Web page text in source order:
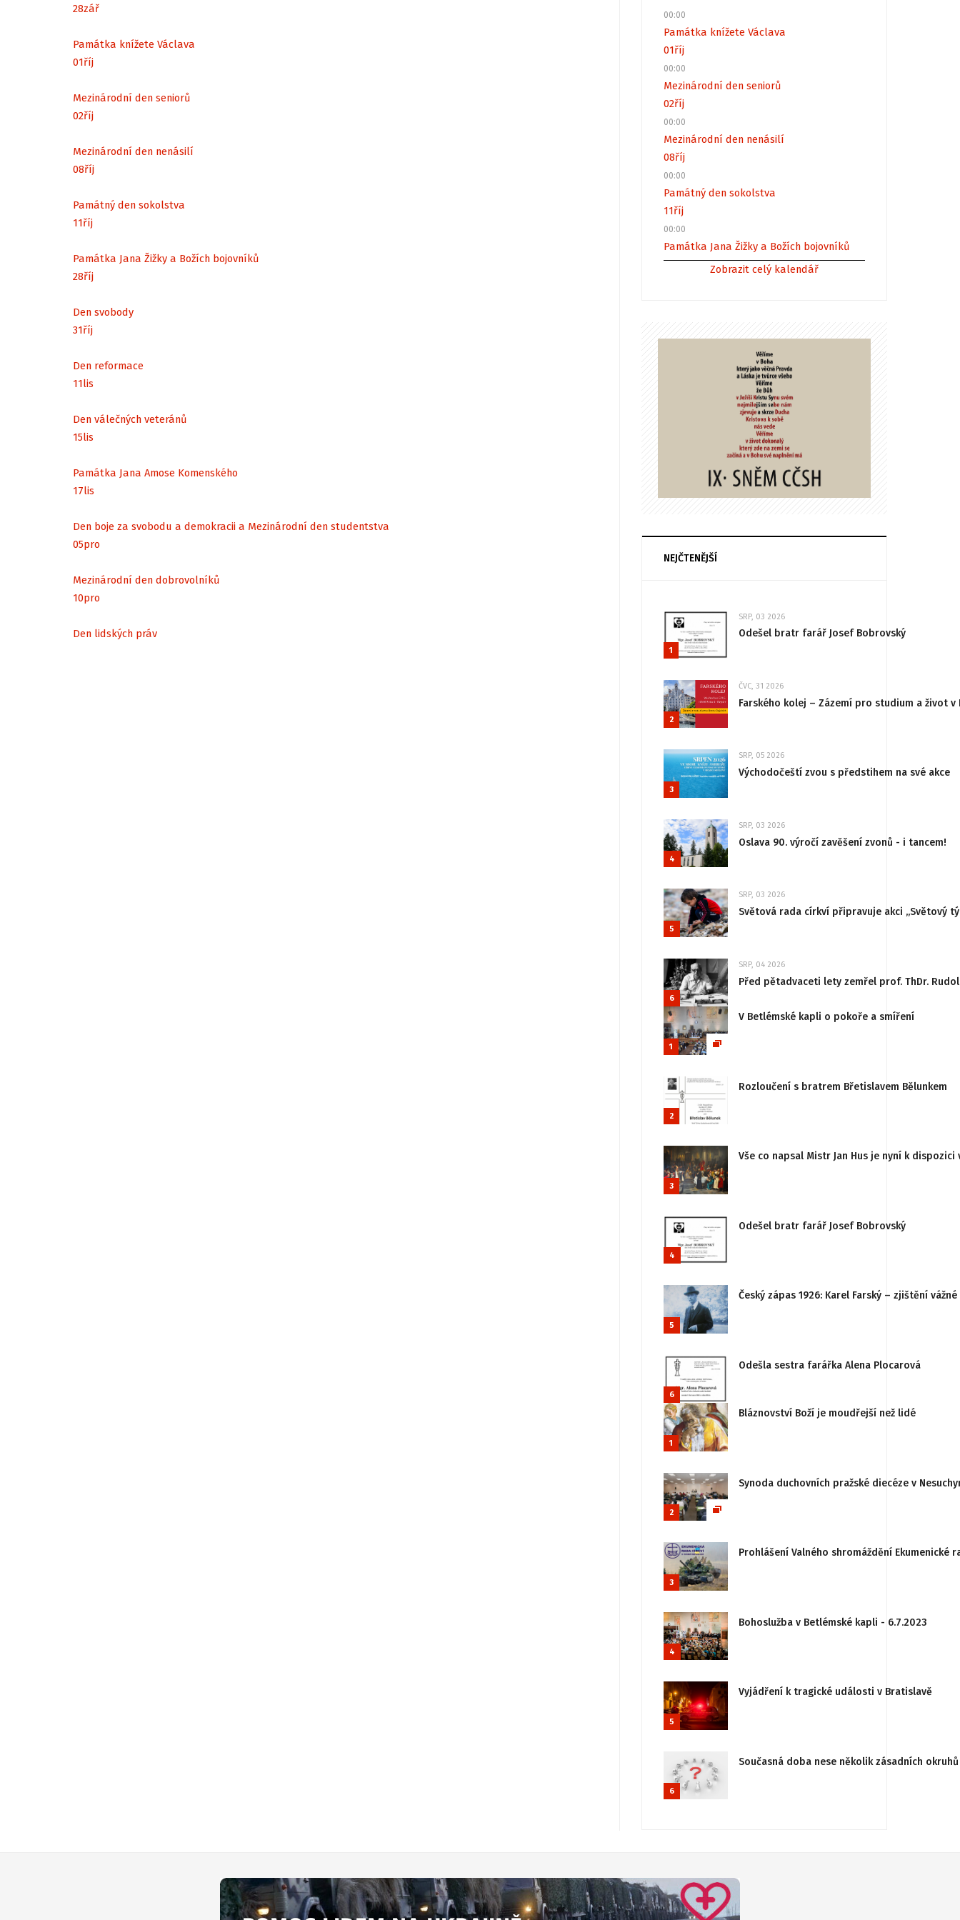
28zář
Památka knížete Václava
01říj
Mezinárodní den seniorů
02říj
Mezinárodní den nenásilí
08říj
Památný den sokolstva
11říj
Památka Jana Žižky a Božích bojovníků
28říj
Den svobody
31říj
Den reformace
11lis
Den válečných veteránů
15lis
Památka Jana Amose Komenského
17lis
Den boje za svobodu a demokracii a Mezinárodní den studentstva
05pro
Mezinárodní den dobrovolníků
10pro
Den lidských práv
00:00
Památka knížete Václava
01říj
00:00
Mezinárodní den seniorů
02říj
00:00
Mezinárodní den nenásilí
08říj
00:00
Památný den sokolstva
11říj
00:00
Památka Jana Žižky a Božích bojovníků
Zobrazit celý kalendář
NEJČTENĚJŠÍ
1
SRP, 03 2026
Odešel bratr farář Josef Bobrovský
2
ČVC, 31 2026
Farského kolej – Zázemí pro studium a život v
3
SRP, 05 2026
Východočeští zvou s předstihem na své akce
4
SRP, 03 2026
Oslava 90. výročí zavěšení zvonů - i tancem!
5
SRP, 03 2026
Světová rada církví připravuje akci „Světový
6
SRP, 04 2026
Před pětadvaceti lety zemřel prof. ThDr.
1
V Betlémské kapli o pokoře a smíření
2
Rozloučení s bratrem Břetislavem Bělunkem
3
Vše co napsal Mistr Jan Hus je nyní k
4
Odešel bratr farář Josef Bobrovský
5
Český zápas 1926: Karel Farský – zjištění
6
Odešla sestra farářka Alena Plocarová
1
Bláznovství Boží je moudřejší než lidé
2
Synoda duchovních pražské diecéze v
3
Prohlášení Valného shromáždění
4
Bohoslužba v Betlémské kapli - 6.7.2023
5
Vyjádření k tragické události v Bratislavě
6
Současná doba nese několik zásadních